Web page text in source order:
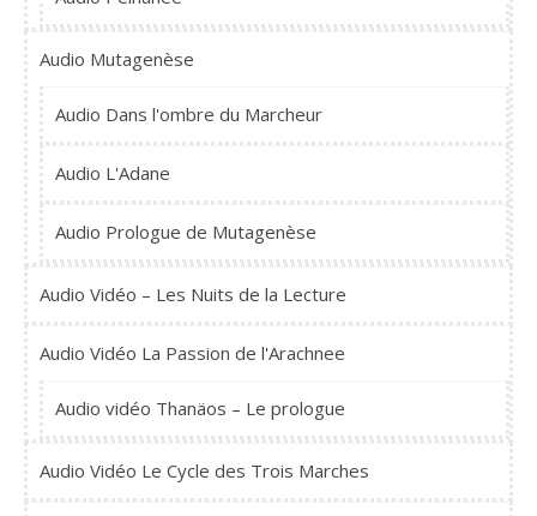
Audio Mutagenèse
Audio Dans l'ombre du Marcheur
Audio L'Adane
Audio Prologue de Mutagenèse
Audio Vidéo – Les Nuits de la Lecture
Audio Vidéo La Passion de l'Arachnee
Audio vidéo Thanäos – Le prologue
Audio Vidéo Le Cycle des Trois Marches